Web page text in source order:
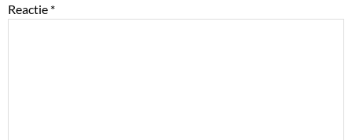
Reactie *